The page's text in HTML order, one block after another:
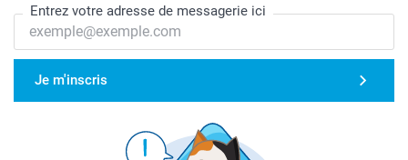
Entrez votre adresse de messagerie ici
Je m'inscris